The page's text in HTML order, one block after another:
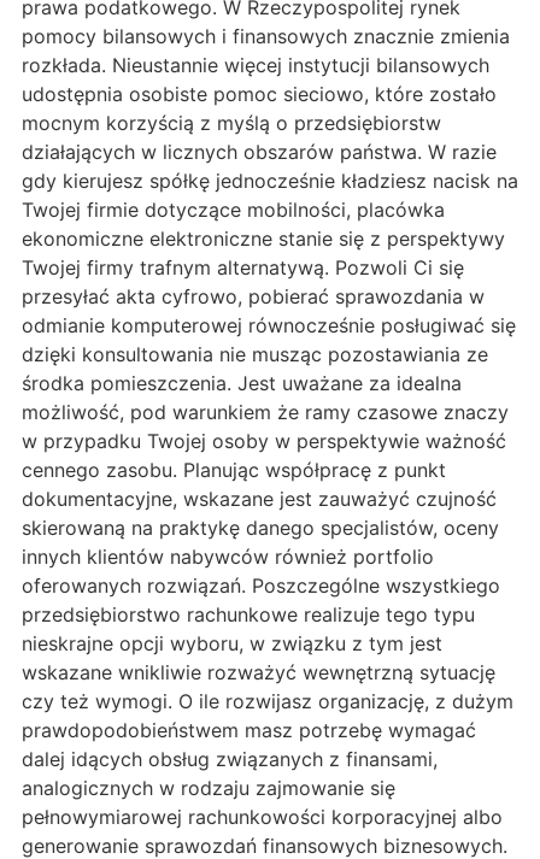
prawa podatkowego. W Rzeczypospolitej rynek
pomocy bilansowych i finansowych znacznie zmienia
rozkłada. Nieustannie więcej instytucji bilansowych
udostępnia osobiste pomoc sieciowo, które zostało
mocnym korzyścią z myślą o przedsiębiorstw
działających w licznych obszarów państwa. W razie
gdy kierujesz spółkę jednocześnie kładziesz nacisk na
Twojej firmie dotyczące mobilności, placówka
ekonomiczne elektroniczne stanie się z perspektywy
Twojej firmy trafnym alternatywą. Pozwoli Ci się
przesyłać akta cyfrowo, pobierać sprawozdania w
odmianie komputerowej równocześnie posługiwać się
dzięki konsultowania nie musząc pozostawiania ze
środka pomieszczenia. Jest uważane za idealna
możliwość, pod warunkiem że ramy czasowe znaczy
w przypadku Twojej osoby w perspektywie ważność
cennego zasobu. Planując współpracę z punkt
dokumentacyjne, wskazane jest zauważyć czujność
skierowaną na praktykę danego specjalistów, oceny
innych klientów nabywców również portfolio
oferowanych rozwiązań. Poszczególne wszystkiego
przedsiębiorstwo rachunkowe realizuje tego typu
nieskrajne opcji wyboru, w związku z tym jest
wskazane wnikliwie rozważyć wewnętrzną sytuację
czy też wymogi. O ile rozwijasz organizację, z dużym
prawdopodobieństwem masz potrzebę wymagać
dalej idących obsług związanych z finansami,
analogicznych w rodzaju zajmowanie się
pełnowymiarowej rachunkowości korporacyjnej albo
generowanie sprawozdań finansowych biznesowych.